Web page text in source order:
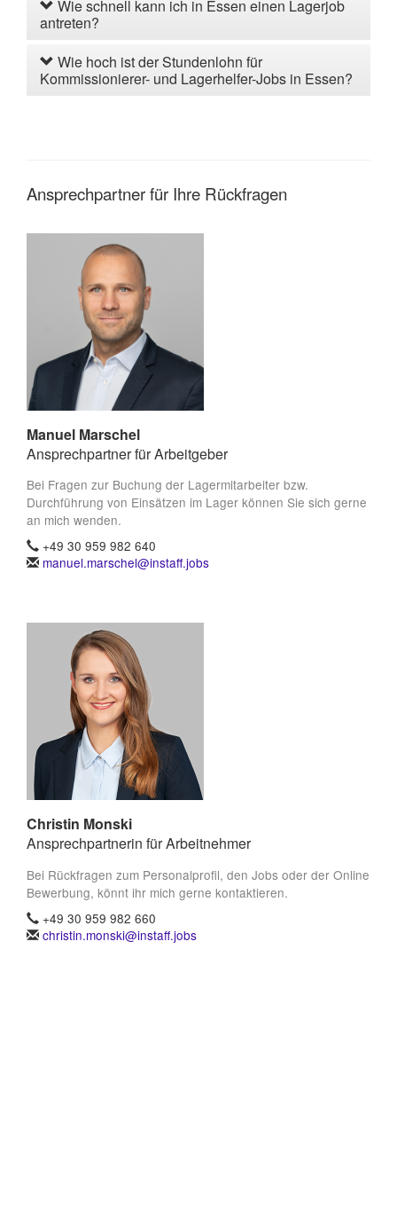
Wie schnell kann ich in Essen einen Lagerjob
antreten?
Wie hoch ist der Stundenlohn für
Kommissionierer- und Lagerhelfer-Jobs in Essen?
Ansprechpartner für Ihre Rückfragen
Manuel Marschel
Ansprechpartner für Arbeitgeber
Bei Fragen zur Buchung der Lagermitarbeiter bzw.
Durchführung von Einsätzen im Lager können Sie sich gerne
an mich wenden.
+49 30 959 982 640
manuel.marschel@instaff.jobs
Christin Monski
Ansprechpartnerin für Arbeitnehmer
Bei Rückfragen zum Personalprofil, den Jobs oder der Online
Bewerbung, könnt ihr mich gerne kontaktieren.
+49 30 959 982 660
christin.monski@instaff.jobs